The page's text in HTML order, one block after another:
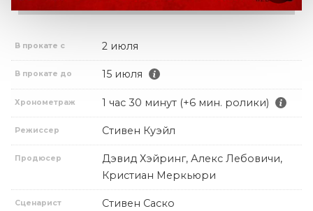
В прокате с 2 июля
В прокате до 15 июля
Хронометраж 1 час 30 минут (+6 мин. ролики)
Режиссер Стивен Куэйл
Продюсер
Дэвид Хэйринг, Алекс Лебовичи,
Кристиан Меркьюри
Сценарист Стивен Саско